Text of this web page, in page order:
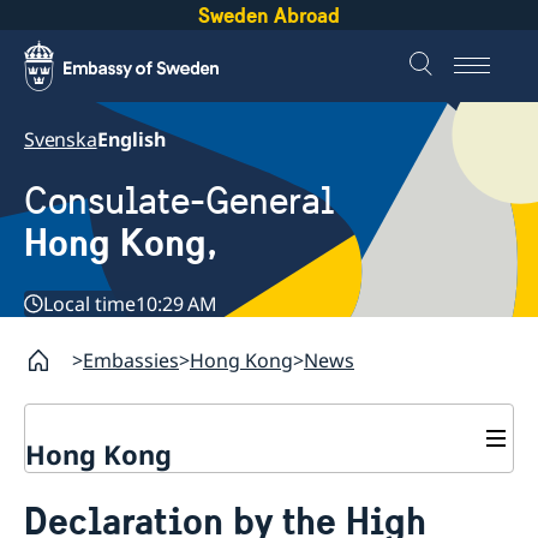
Sweden Abroad
SvenskaEnglish
Consulate-General
Hong Kong,
Local time10:29 AM
Embassies Hong Kong News
Hong Kong
Social Media Netiquette
Declaration by the High